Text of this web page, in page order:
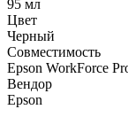
95 мл
Цвет
Черный
Совместимость
Epson WorkForce
Вендор
Epson